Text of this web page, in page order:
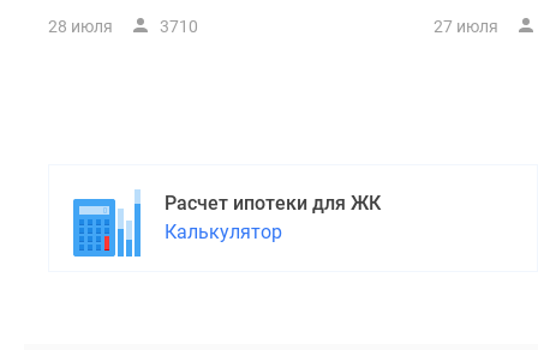
Коттеджи28 июля 3710 27 июля
Расчет ипотеки для ЖК
Калькулятор